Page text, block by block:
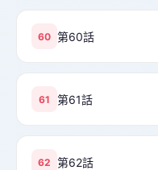
60 第60話
61 第61話
62 第62話